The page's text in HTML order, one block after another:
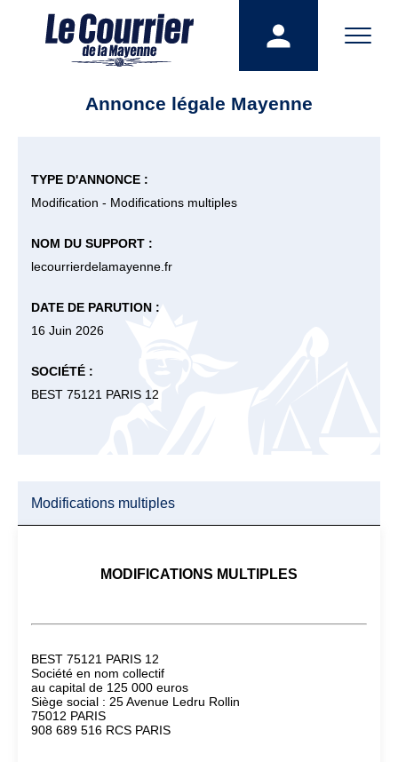
Annonce légale Mayenne
TYPE D'ANNONCE :
Modification - Modifications multiples
NOM DU SUPPORT :
lecourrierdelamayenne.fr
DATE DE PARUTION :
16 Juin 2026
SOCIÉTÉ :
BEST 75121 PARIS 12
Modifications multiples
MODIFICATIONS MULTIPLES
BEST 75121 PARIS 12
Société en nom collectif
au capital de 125 000 euros
Siège social : 25 Avenue Ledru Rollin
75012 PARIS
908 689 516 RCS PARIS